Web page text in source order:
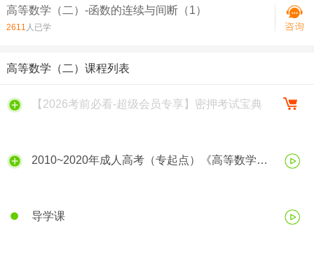
高等数学（二）-函数的连续与间断（1）
2611 人已学
高等数学（二）课程列表
【2026考前必看-超级会员专享】密押考试宝典
2010~2020年成人高考（专起点）《高等数学
导学课